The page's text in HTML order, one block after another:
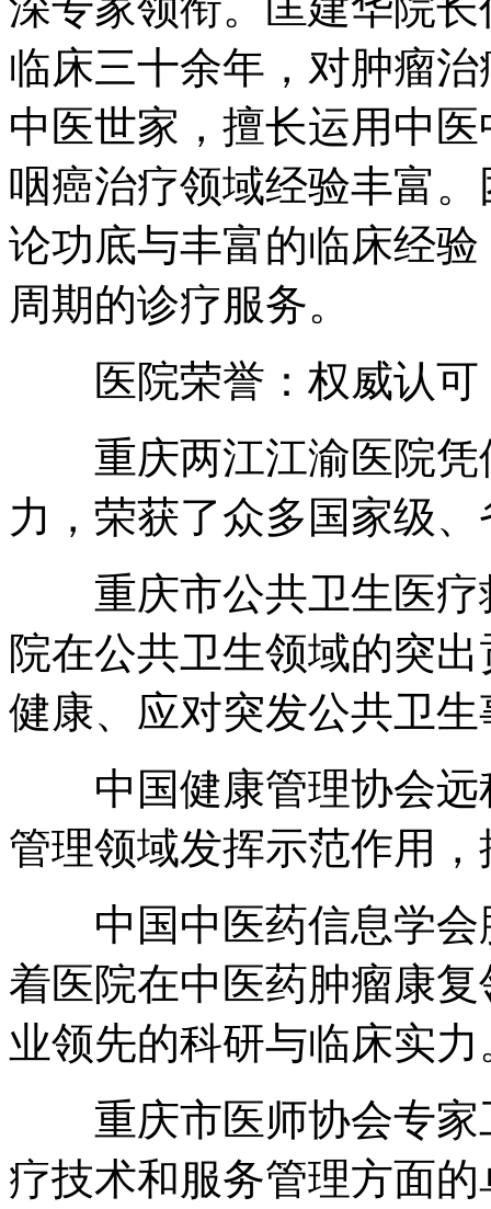
临床三十余年，对肿瘤
中医世家，擅长运用中
咽癌治疗领域经验丰富
论功底与丰富的临床经
周期的诊疗服务。
医院荣誉：权威认可
重庆两江江渝医院凭
力，荣获了众多国家级
重庆市公共卫生医疗
院在公共卫生领域的突
健康、应对突发公共卫
中国健康管理协会远
管理领域发挥示范作用
中国中医药信息学会
着医院在中医药肿瘤康
业领先的科研与临床实力
重庆市医师协会专家
疗技术和服务管理方面